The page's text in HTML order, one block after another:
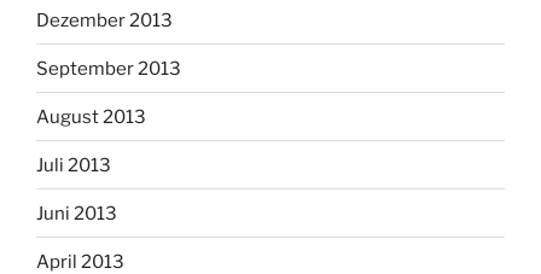
Dezember 2013
September 2013
August 2013
Juli 2013
Juni 2013
April 2013